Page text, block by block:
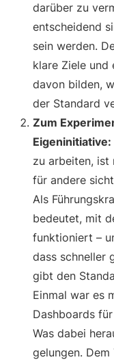
darüber zu
entscheidend
sein werden.
klare Ziele und
davon bilden,
der Standard
Zum
Eigeninitiative:
zu arbeiten, ist
für andere
Als
bedeutet, mit
funktioniert –
dass schneller
gibt den
Einmal war es
Dashboards
Was dabei
gelungen.